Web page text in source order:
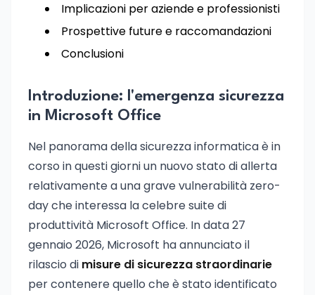
Implicazioni per aziende e professionisti
Prospettive future e raccomandazioni
Conclusioni
Introduzione: l'emergenza sicurezza
in Microsoft Office
Nel panorama della sicurezza informatica è in
corso in questi giorni un nuovo stato di allerta
relativamente a una grave vulnerabilità zero-
day che interessa la celebre suite di
produttività Microsoft Office. In data 27
gennaio 2026, Microsoft ha annunciato il
rilascio di misure di sicurezza straordinarie
per contenere quello che è stato identificato